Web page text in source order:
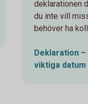
deklarationen
du inte vill
behöver ha
Deklaration
viktiga datum